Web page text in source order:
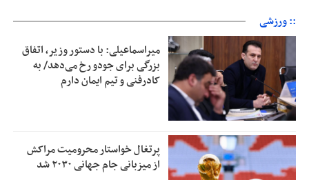
:: ورزشی
میراسماعیلی: با دستور وزیر، اتفاق
بزرگی برای جودو رخ می‌دهد/ به
کادرفنی و تیم ایمان دارم
پرتغال خواستار محرومیت مراکش
از میزبانی جام جهانی ۲۰۳۰ شد